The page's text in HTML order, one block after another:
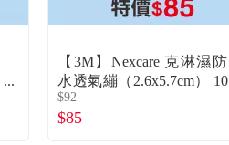
【3M】Nexcare 克淋濕防
水透氣繃（2.6x5.7cm） 10
片／盒
$92
$85